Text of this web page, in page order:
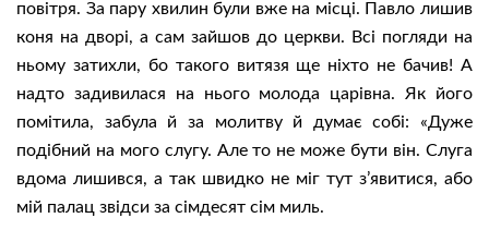
повітря. За пару хвилин були вже на місці. Павло лишив
коня на дворі, а сам зайшов до церкви. Всі погляди на
ньому затихли, бо такого витязя ще ніхто не бачив! А
надто задивилася на нього молода царівна. Як його
помітила, забула й за молитву й думає собі: «Дуже
подібний на мого слугу. Але то не може бути він. Слуга
вдома лишився, а так швидко не міг тут з’явитися, або
мій палац звідси за сімдесят сім миль.